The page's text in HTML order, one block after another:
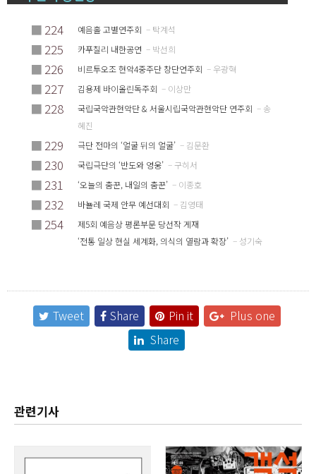
■ 224 예음홀 고별연주회 – 탁계석
■ 225 카푸칠리 내한공연 – 박선희
■ 226 비르투오조 현악4중주단 창단연주회 – 우광혁
■ 227 김용제 바이올린독주회 – 이상만
■ 228 국립국악관현악단 & 서울시립국악관현악단 연주회 – 송
혜진
■ 229 극단 전마의 ‘얼굴 뒤의 얼굴’ – 김문환
■ 230 국립극단의 ‘반도와 영웅’ – 구히서
■ 231 ‘오늘의 춤꾼, 내일의 춤꾼’ – 이종호
■ 232 바뇰레 국제 안무 예선대회 – 김영태
■ 254
제5회 예음상 평론부문 당선작 게재
‘전통 일상 현실 세계화, 의식의 열람과 확장’ – 성기숙
Tweet Share Pin it
Plus one
Share
관련기사